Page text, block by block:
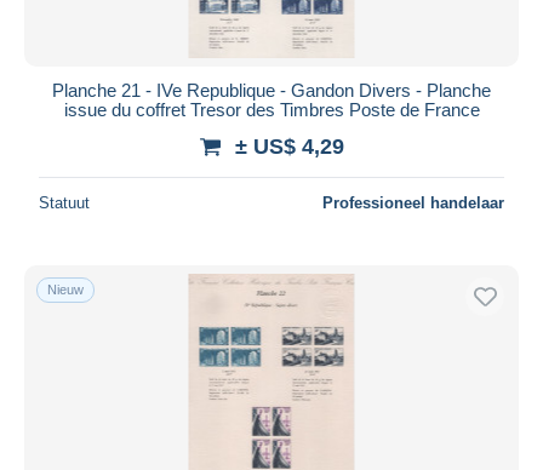
Planche 21 - IVe Republique - Gandon Divers - Planche
issue du coffret Tresor des Timbres Poste de France
± US$ 4,29
Statuut Professioneel handelaar
Nieuw